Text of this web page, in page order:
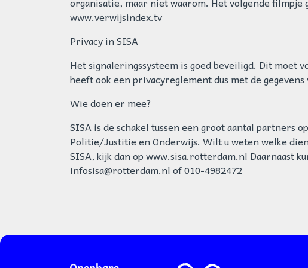
www.verwijsindex.tv
Privacy in SISA
Het signaleringssysteem is goed beveiligd. Dit moet
heeft ook een privacyreglement dus met de
Wie doen er mee?
SISA is de schakel tussen een groot aantal partners
Politie/Justitie en Onderwijs. Wilt u weten welke
SISA, kijk dan op www.sisa.rotterdam.nl Daarnaast
infosisa@rotterdam.nl of 010-4982472